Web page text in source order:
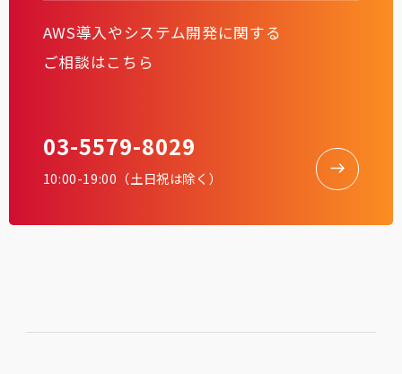
AWS導入やシステム開発に関する
ご相談はこちら
03-5579-8029
10:00-19:00（土日祝は除く）